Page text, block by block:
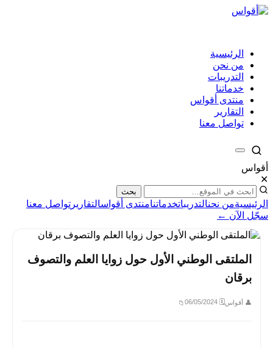
الرئيسية
من نحن
التدريبات
خدماتنا
منتدى أقواس
التقارير
تواصل معنا
أقواس
✕
بحث
الرئيسيةمن نحنالتدريباتخدماتنامنتدى أقواسالتقارير تواصل معنا
سجّل الآن ←
الملتقى الوطني الأول حول زوايا العلم والتصوف
برقان
👤 أقواس🗓 06/05/2024
📁